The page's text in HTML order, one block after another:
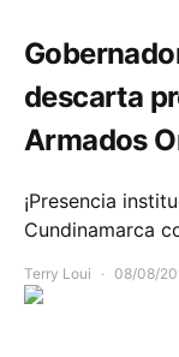
descarta
Armados
¡Presencia
Cundinamarca
Terry Loui 08/08/